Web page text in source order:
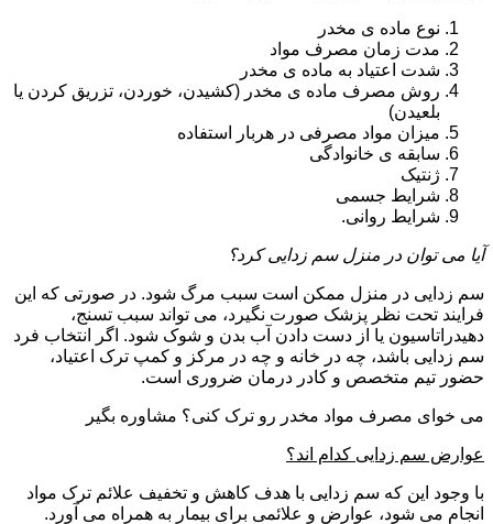
نوع ماده ی مخدر
مدت زمان مصرف مواد
شدت اعتیاد به ماده ی مخدر
روش مصرف ماده ی مخدر (کشیدن، خوردن، تزریق کردن یا
بلعیدن)
میزان مواد مصرفی در هربار استفاده
سابقه ی خانوادگی
ژنتیک
شرایط جسمی
شرایط روانی.
آیا می توان در منزل سم زدایی کرد؟
سم زدایی در منزل ممکن است سبب مرگ شود. در صورتی که این
فرایند تحت نظر پزشک صورت نگیرد، می تواند سبب تسنج،
دهیدراتاسیون یا از دست دادن آب بدن و شوک شود. اگر انتخاب فرد
سم زدایی باشد، چه در خانه و چه در مرکز و کمپ ترک اعتیاد،
حضور تیم متخصص و کادر درمان ضروری است.
می خوای مصرف مواد مخدر رو ترک کنی؟ مشاوره بگیر
عوارض سم زدایی کدام اند؟
با وجود این که سم زدایی با هدف کاهش و تخفیف علائم ترک مواد
انجام می شود، عوارض و علائمی برای بیمار به همراه می آورد.